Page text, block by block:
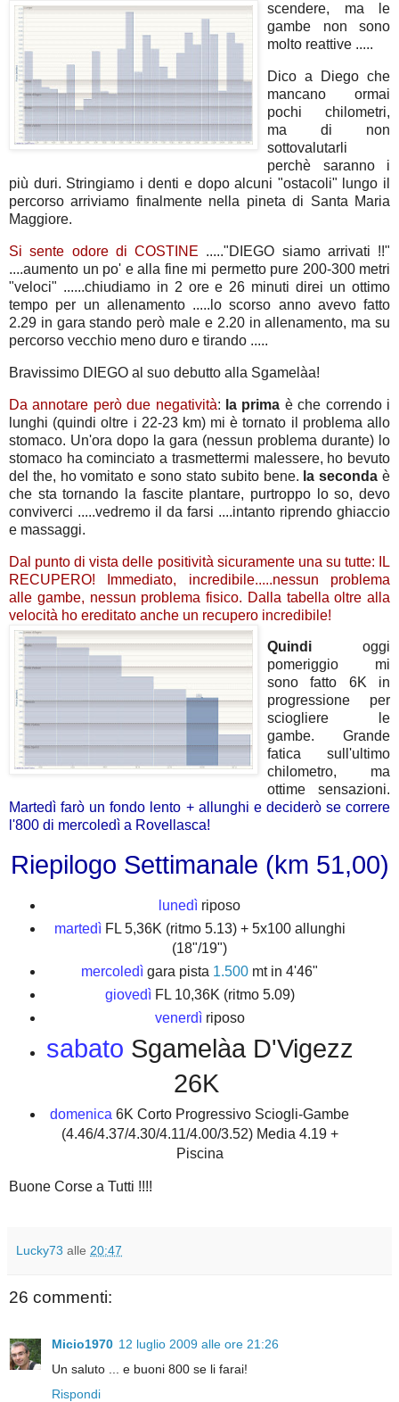
scendere, ma le
gambe non sono
molto reattive .....
Dico a Diego che
mancano ormai
pochi chilometri,
ma di non
sottovalutarli
perchè saranno i
più duri. Stringiamo i denti e dopo alcuni "ostacoli" lungo il
percorso arriviamo finalmente nella pineta di Santa Maria
Maggiore.
Si sente odore di COSTINE ....."DIEGO siamo arrivati !!"
....aumento un po' e alla fine mi permetto pure 200-300 metri
"veloci" ......chiudiamo in 2 ore e 26 minuti direi un ottimo
tempo per un allenamento .....lo scorso anno avevo fatto
2.29 in gara stando però male e 2.20 in allenamento, ma su
percorso vecchio meno duro e tirando .....
Bravissimo DIEGO al suo debutto alla Sgamelàa!
Da annotare però due negatività: la prima è che correndo i
lunghi (quindi oltre i 22-23 km) mi è tornato il problema allo
stomaco. Un'ora dopo la gara (nessun problema durante) lo
stomaco ha cominciato a trasmettermi malessere, ho bevuto
del the, ho vomitato e sono stato subito bene. la seconda è
che sta tornando la fascite plantare, purtroppo lo so, devo
conviverci .....vedremo il da farsi ....intanto riprendo ghiaccio
e massaggi.
Dal punto di vista delle positività sicuramente una su tutte: IL
RECUPERO! Immediato, incredibile.....nessun problema
alle gambe, nessun problema fisico. Dalla tabella oltre alla
velocità ho ereditato anche un recupero incredibile!
Quindi oggi
pomeriggio mi
sono fatto 6K in
progressione per
sciogliere le
gambe. Grande
fatica sull'ultimo
chilometro, ma
ottime sensazioni.
Martedì farò un fondo lento + allunghi e deciderò se correre
l'800 di mercoledì a Rovellasca!
Riepilogo Settimanale (km 51,00)
lunedì riposo
martedìFL 5,36K (ritmo 5.13) + 5x100 allunghi
(18"/19")
mercoledì gara pista 1.500 mt in 4'46"
giovedìFL 10,36K (ritmo 5.09)
venerdìriposo
sabato Sgamelàa D'Vigezz
26K
domenica 6K Corto Progressivo Sciogli-Gambe
(4.46/4.37/4.30/4.11/4.00/3.52) Media 4.19 +
Piscina
Buone Corse a Tutti !!!!
Lucky73 alle 20:47
26 commenti:
Micio1970 12 luglio 2009 alle ore 21:26
Un saluto ... e buoni 800 se li farai!
Rispondi